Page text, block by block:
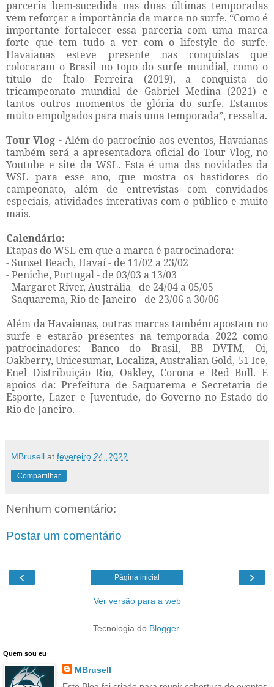
parceria bem-sucedida nas duas últimas temporadas
vem reforçar a importância da marca no surfe. “Como é
importante fortalecer essa parceria com uma marca
forte que tem tudo a ver com o lifestyle do surfe.
Havaianas esteve presente nas conquistas que
colocaram o Brasil no topo do surfe mundial, como o
título de Ítalo Ferreira (2019), a conquista do
tricampeonato mundial de Gabriel Medina (2021) e
tantos outros momentos de glória do surfe. Estamos
muito empolgados para mais uma temporada”, ressalta.
Tour Vlog -Além do patrocínio aos eventos, Havaianas
também será a apresentadora oficial do Tour Vlog, no
Youtube e site da WSL. Esta é uma das novidades da
WSL para esse ano, que mostra os bastidores do
campeonato, além de entrevistas com convidados
especiais, atividades interativas com o público e muito
mais.
Calendário:
Etapas do WSL em que a marca é patrocinadora:
- Sunset Beach, Havaí - de 11/02 a 23/02
- Peniche, Portugal - de 03/03 a 13/03
- Margaret River, Austrália - de 24/04 a 05/05
- Saquarema, Rio de Janeiro - de 23/06 a 30/06
Além da Havaianas, outras marcas também apostam no
surfe e estarão presentes na temporada 2022 como
patrocinadores: Banco do Brasil, BB DVTM, Oi,
Oakberry, Unicesumar, Localiza, Australian Gold, 51 Ice,
Enel Distribuição Rio, Oakley, Corona e Red Bull. E
apoios da: Prefeitura de Saquarema e Secretaria de
Esporte, Lazer e Juventude, do Governo no Estado do
Rio de Janeiro.
MBrusell at fevereiro 24, 2022
Compartilhar
Nenhum comentário:
Postar um comentário
‹ ›
Página inicial
Ver versão para a web
Tecnologia do Blogger.
Quem sou eu
MBrusell